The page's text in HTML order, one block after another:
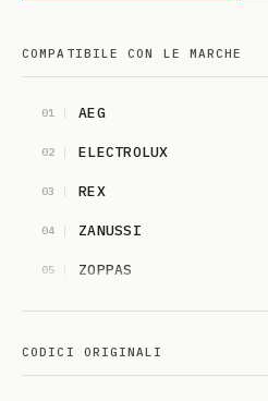
COMPATIBILE CON LE MARCHE
01 AEG
02 ELECTROLUX
03 REX
04 ZANUSSI
05 ZOPPAS
CODICI ORIGINALI